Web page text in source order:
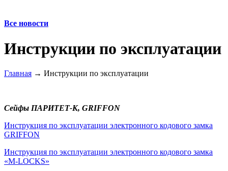
Все новости
Инструкции по эксплуатации
Главная → Инструкции по эксплуатации
Сейфы ПАРИТЕТ-К, GRIFFON
Инструкция по эксплуатации электронного кодового замка
GRIFFON
Инструкция по эксплуатации электронного кодового замка
«M-LOCKS»